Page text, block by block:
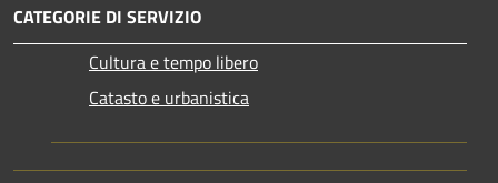
CATEGORIE DI SERVIZIO
Cultura e tempo libero
Catasto e urbanistica